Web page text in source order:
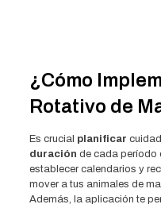
¿Cómo
Rotativo de
Es crucial planificar
duración de cada período
establecer calendarios y
mover a tus animales de
Además, la aplicación te